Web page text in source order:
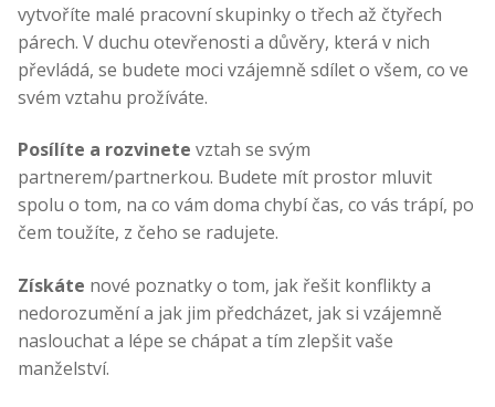
vytvoříte malé pracovní skupinky o třech až čtyřech
párech. V duchu otevřenosti a důvěry, která v nich
převládá, se budete moci vzájemně sdílet o všem, co ve
svém vztahu prožíváte.
Posílíte a rozvinete vztah se svým
partnerem/partnerkou. Budete mít prostor mluvit
spolu o tom, na co vám doma chybí čas, co vás trápí, po
čem toužíte, z čeho se radujete.
Získáte nové poznatky o tom, jak řešit konflikty a
nedorozumění a jak jim předcházet, jak si vzájemně
naslouchat a lépe se chápat a tím zlepšit vaše
manželství.